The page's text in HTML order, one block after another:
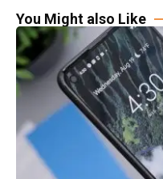
You Might also Like